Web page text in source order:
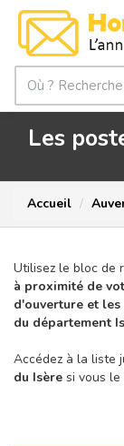
Les
Accueil
Utilisez le bloc de
à proximité de
d'ouverture et
du département
Accédez à la liste
du Isère si vous le